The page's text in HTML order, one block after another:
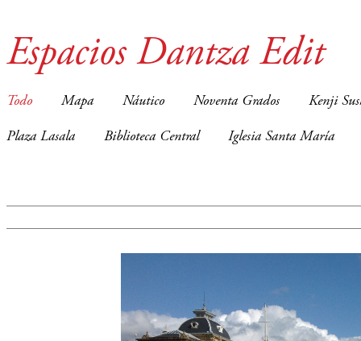
Espacios Dantza Edit
Todo Mapa Náutico Noventa Grados Kenji
Plaza Lasala Biblioteca Central Iglesia Santa María